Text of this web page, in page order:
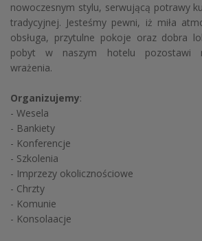
nowoczesnym stylu, serwującą potrawy
tradycyjnej. Jesteśmy pewni, iż miła
obsługa, przytulne pokoje oraz dobra
pobyt w naszym hotelu pozostawi
wrażenia.
Organizujemy:
- Wesela
- Bankiety
- Konferencje
- Szkolenia
- Imprzezy okolicznościowe
- Chrzty
- Komunie
- Konsolaacje